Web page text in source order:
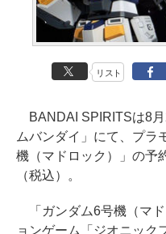
リスト
BANDAI SPIRITSは8
ムバンダイ」にて、プラ
機（マドロック）」の予
（税込）。
「ガンダム6号機（マ
ョンゲーム「ジオニック